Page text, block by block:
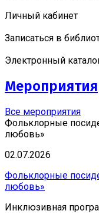
Личный кабинет
Записаться в
Электронный
Мероприятия
Все мероприятия
Фольклорные
любовь»
02.07.2026
Фольклорные
любовь»
Инклюзивная